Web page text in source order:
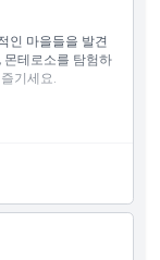
점심 식사
인 마을들을 발견
몬테로소를 탐험하
기세요.